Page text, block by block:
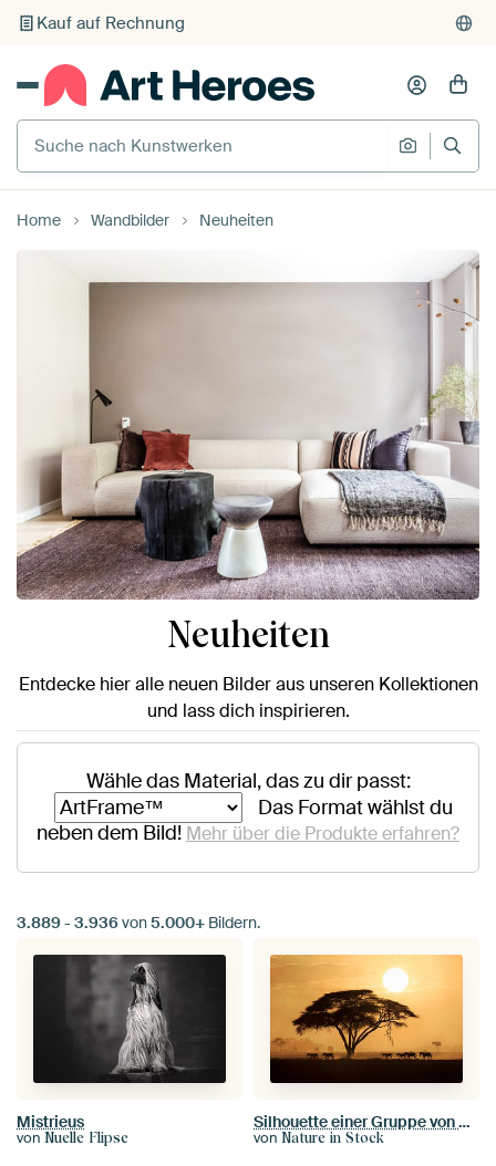
Kauf auf Rechnung
Individueller Druck auf Bestellung
Suche nach Kunstwerken
Suche
Home Wandbilder Neuheiten
Neuheiten
Entdecke hier alle neuen Bilder aus unseren Kollektionen
und lass dich inspirieren.
Wähle das Material, das zu dir passt:
Das Format wählst du
neben dem Bild! Mehr über die Produkte erfahren?
3.889 - 3.936von5.000+ Bildern.
Mistrieus
von Nuelle Flipse
Silhouette einer Gruppe von Zebras (Equus quagga burchellii), die bei Sonnenuntergang an einem große
von Nature in Stock